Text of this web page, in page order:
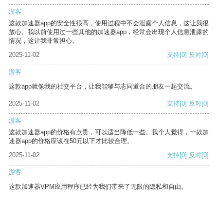
游客
这款加速器app的安全性很高，使用过程中不会泄露个人信息，这让我很
放心。我以前使用过一些其他的加速器app，经常会出现个人信息泄露的
情况，这让我非常担心。
2025-11-02
支持[0] 反对[0]
游客
这款app就像我的社交平台，让我能够与志同道合的朋友一起交流。
2025-11-02 支持[0] 反对[0]
游客
这款加速器app的价格有点贵，可以适当降低一些。我个人觉得，一款加
速器app的价格应该在50元以下才比较合理。
2025-11-02
支持[0] 反对[0]
游客
这款加速器VPM应用程序已经为我们带来了无限的隐私和自由。